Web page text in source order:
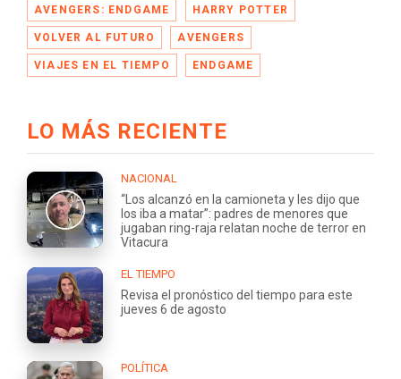
AVENGERS: ENDGAME HARRY POTTER
VOLVER AL FUTURO AVENGERS
VIAJES EN EL TIEMPO ENDGAME
LO MÁS RECIENTE
NACIONAL
“Los alcanzó en la camioneta y les dijo que
los iba a matar”: padres de menores que
jugaban ring-raja relatan noche de terror en
Vitacura
EL TIEMPO
Revisa el pronóstico del tiempo para este
jueves 6 de agosto
POLÍTICA